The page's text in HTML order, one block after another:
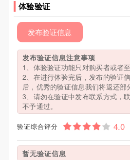
体验验证
发布验证信息
发布验证信息注意事项
1、体验验证功能只对购买者或者
2、在进行体验完后，发布的验证
后，优秀的验证信息我们将返还部
3、请勿在验证中发布联系方式，
不予通过。
验证综合评分
暂无验证信息